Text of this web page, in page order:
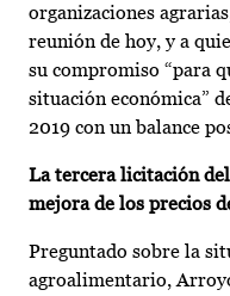
organizaciones
reunión de hoy, y a
su compromiso “para
situación económica”
2019 con un balance
La tercera licitación
mejora de los precios
Preguntado sobre la
agroalimentario,